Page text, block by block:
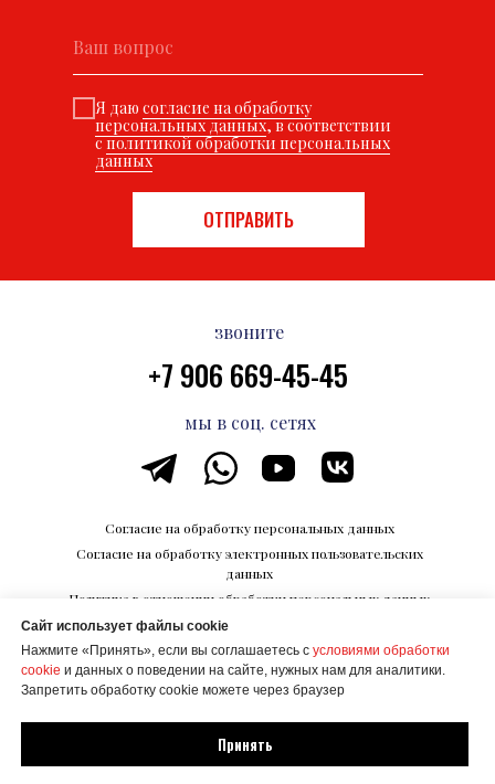
Я даю согласие на обработку
персональных данных, в соответствии
сполитикой обработки персональных
данных
ОТПРАВИТЬ
© ООО "КОРПОРАЦИИ БУДУЩЕГО"
ИНН 6700027506
звоните
+7 906 669-45-45
Каталог впечатлений на Razvedka.World
Политика в отношении обработки персональных данных
Согласие на обработку электронных пользовательских
данных
Согласие на обработку персональных данных
мы в соц. сетях
Создание сайта Mehanik Design
Сайт использует файлы cookie
Нажмите «Принять», если вы соглашаетесь с условиями обработки
cookie и данных о поведении на сайте, нужных нам для аналитики.
Запретить обработку cookie можете через браузер
Принять